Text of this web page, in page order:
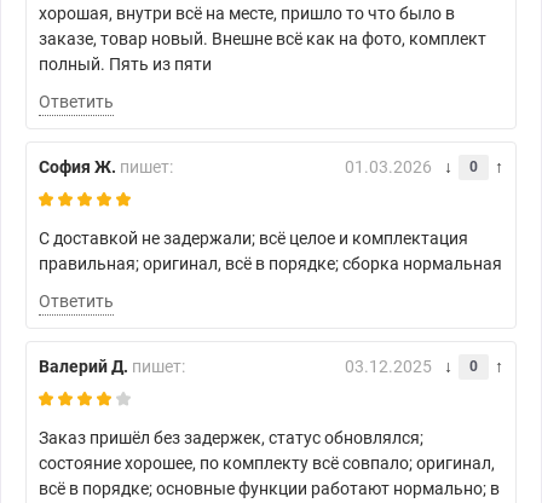
хорошая, внутри всё на месте, пришло то что было в
заказе, товар новый. Внешне всё как на фото, комплект
полный. Пять из пяти
Ответить
София Ж. пишет: 01.03.2026 0
С доставкой не задержали; всё целое и комплектация
правильная; оригинал, всё в порядке; сборка нормальная
Ответить
Валерий Д. пишет: 03.12.2025 0
Заказ пришёл без задержек, статус обновлялся;
состояние хорошее, по комплекту всё совпало; оригинал,
всё в порядке; основные функции работают нормально; в